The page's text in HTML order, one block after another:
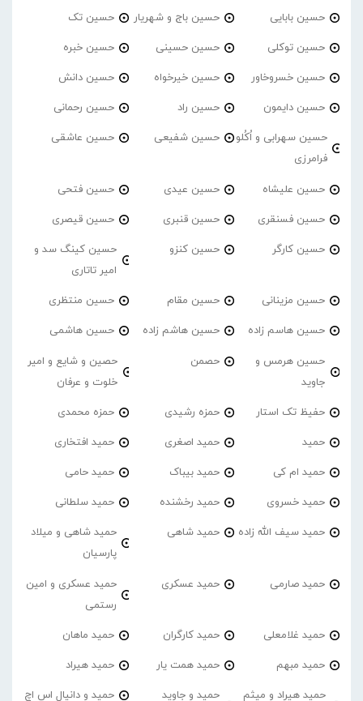
حسین بابایی حسین باج و شهریار حسین تک
حسین توکلی حسین حسینی حسین خبره
حسین خسروخاور حسین خیرخواه حسین دانش
حسین دایمون حسین راد حسین رحمانی
حسین سهرابی و اُکُلو
فرامرزی
حسین شفیعی حسین عاشقی
حسین علیشاه حسین عیدی حسین فتحی
حسین فسنقری حسین قنبری حسین قیصری
حسین کارگر حسین کنزو
حسین کینگ سد و
امیر تاتاری
حسین مزینانی حسین مقام حسین منتظری
حسین هاسم زاده حسین هاشم زاده حسین هاشمی
حسین هرمس و
جاوید
حصمن
حصین و شایع و امیر
خلوت و عرفان
حفیظ تک استار حمزه رشیدی حمزه محمدی
حمید حمید اصغری حمید افتخاری
حمید ام کی حمید بیباک حمید حامی
حمید خسروی حمید رخشنده حمید سلطانی
حمید سیف الله زاده حمید شاهی
حمید شاهی و میلاد
پارسیان
حمید صارمی حمید عسکری
حمید عسکری و امین
رستمی
حمید غلامعلی حمید کارگران حمید ماهان
حمید مبهم حمید همت یار حمید هیراد
حمید هیراد و میثم
حمید و جاوید
حمید و دانیال اس اچ